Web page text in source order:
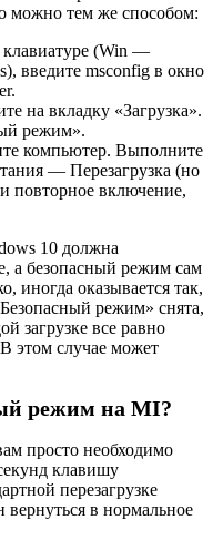
можно тем же способом:
(Win —
введите msconfig в окно
на вкладку «Загрузка».
режим».
компьютер. Выполните
— Перезагрузка (но
повторное включение,
10 должна
а безопасный режим сам
иногда оказывается так,
режим» снята,
загрузке все равно
этом случае может
режим на MI?
просто необходимо
клавишу
перезагрузке
вернуться в нормальное